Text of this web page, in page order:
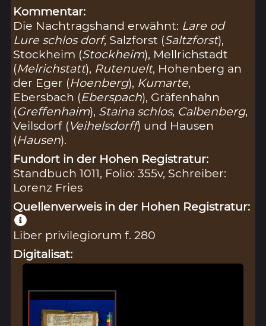
Kommentar:
Die Nachtragshand erwähnt: Lare od
Lure schlos dorf, Salzforst (Saltzforst),
Stockheim (Stockheim), Mellrichstadt
(Melrichstatt), Rutenuelt, Hohenberg an
der Eger (Hoenberg), Kumarte,
Ebersbach (Eberspach), Gräfenhahn
(Greffenhaim), Staina schlos, Calbenberg,
Veilsdorf (Veihelsdorff) und Hausen
(Hausen).
Fundort in der Hohen Registratur:
Standbuch 1011, Folio: 355v, Schreiber:
Lorenz Fries
Quellenverweis in der Hohen Registratur:
Liber privilegiorum f. 280
Digitalisat: